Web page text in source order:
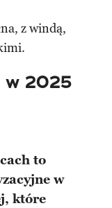
z windą,
w 2025
to
w
które